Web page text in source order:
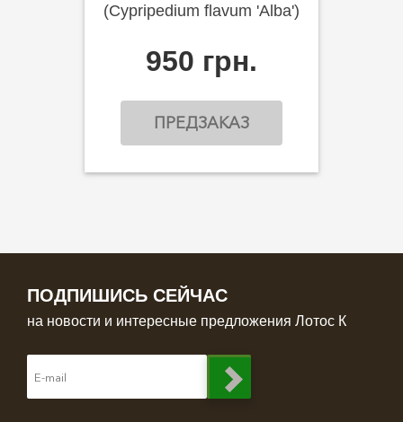
(Cypripedium flavum 'Alba')
950 грн.
ПРЕДЗАКАЗ
ПОДПИШИСЬ СЕЙЧАС
на новости и интересные предложения Лотос К